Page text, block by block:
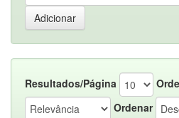
Resultados/Página
Ordenar